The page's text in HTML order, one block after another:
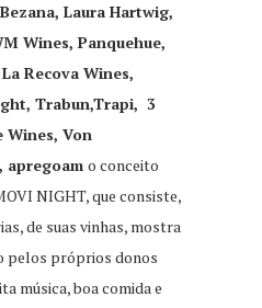
Laura Hartwig,
Wines, Panquehue,
Recova Wines,
Trabun,Trapi, 3
Von
apregoam o conceito
NIGHT, que consiste,
de suas vinhas, mostra
pelos próprios donos
música, boa comida e